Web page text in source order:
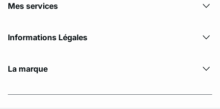
Mes services
Informations Légales
La marque